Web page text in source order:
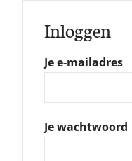
Inloggen
Je e-mailadres
Je wachtwoord